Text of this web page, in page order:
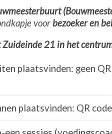
voorbezoeker en
Zuideinde 21 in het
plaatsvinden: geen
plaatsvinden: QR code